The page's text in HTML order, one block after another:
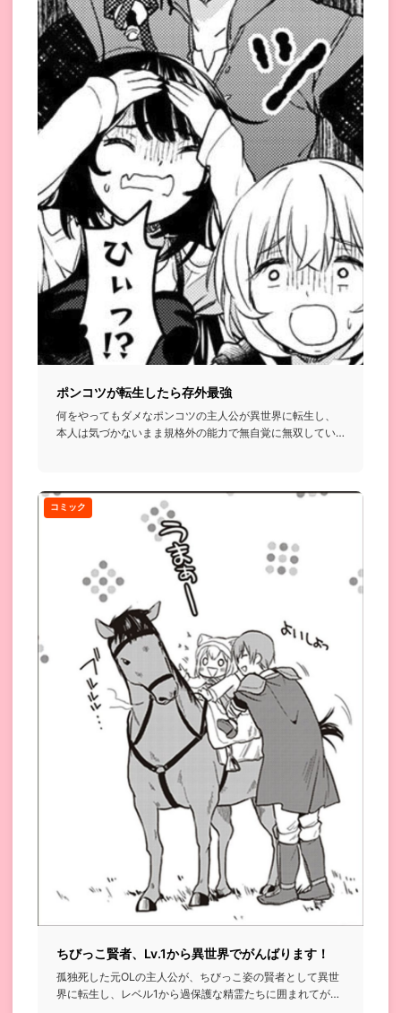
ポンコツが転生したら存外最強
何をやってもダメなポンコツの主人公が異世界に転生し、
本人は気づかないまま規格外の能力で無自覚に無双してい
コミック
ちびっこ賢者、Lv.1から異世界でがんばります！
孤独死した元OLの主人公が、ちびっこ姿の賢者として異世
界に転生し、レベル1から過保護な精霊たちに囲まれてがん